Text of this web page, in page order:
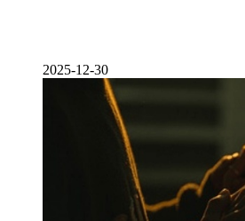
2025-12-30